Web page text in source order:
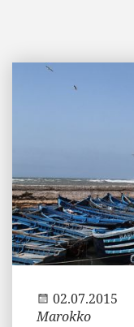
02.07.2015
Marokko